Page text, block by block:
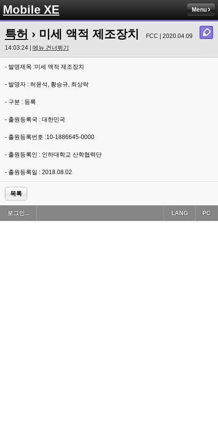
Mobile XE Menu
특허 › 미세 액적 제조장치
FCC | 2020.04.09
14:03:24 | 메뉴 건너뛰기
- 발명제목 :미세 액적 제조장치
- 발명자 : 허윤석, 황승규, 최상락
- 구분 : 등록
- 출원등록국 : 대한민국
- 출원등록번호 :10-1886645-0000
- 출원등록인 : 인하대학교 산학협력단
- 출원등록일 : 2018.08.02
목록
로그인... PC
LANG